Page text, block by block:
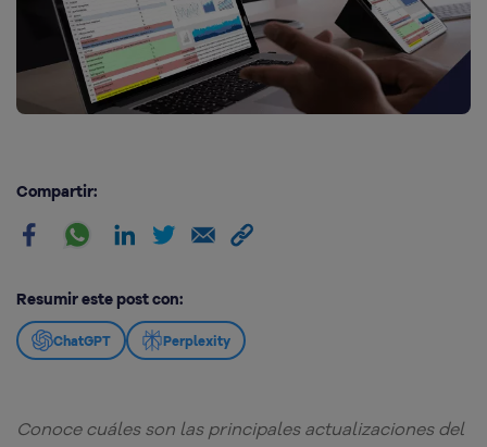
Compartir:
Resumir este post con:
ChatGPT Perplexity
Conoce cuáles son las principales actualizaciones del